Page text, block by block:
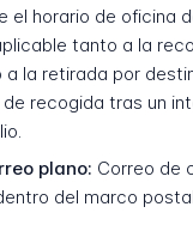
el horario de oficina
tanto a la
la retirada por
recogida tras un
plano: Correo de
del marco